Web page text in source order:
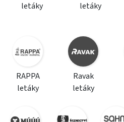
letáky
letáky
RAPPA
letáky
Ravak
letáky